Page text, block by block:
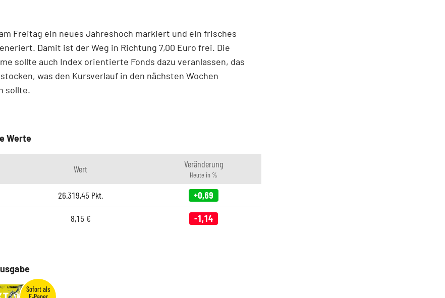
Freitag ein neues Jahreshoch markiert und ein frisches
Damit ist der Weg in Richtung 7,00 Euro frei. Die
sollte auch Index orientierte Fonds dazu veranlassen, das
was den Kursverlauf in den nächsten Wochen
sollte.
Werte
Wert Veränderung
Heute in %
26.319,45 Pkt. +0,69
8,15 € -1,14